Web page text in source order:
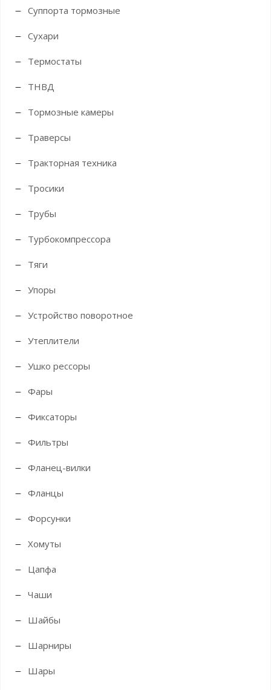
Суппорта тормозные
Сухари
Термостаты
ТНВД
Тормозные камеры
Траверсы
Тракторная техника
Тросики
Трубы
Турбокомпрессора
Тяги
Упоры
Устройство поворотное
Утеплители
Ушко рессоры
Фары
Фиксаторы
Фильтры
Фланец-вилки
Фланцы
Форсунки
Хомуты
Цапфа
Чаши
Шайбы
Шарниры
Шары